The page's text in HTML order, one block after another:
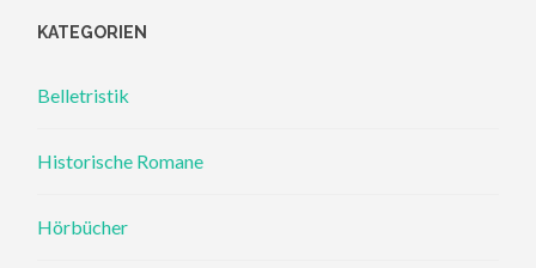
KATEGORIEN
Belletristik
Historische Romane
Hörbücher